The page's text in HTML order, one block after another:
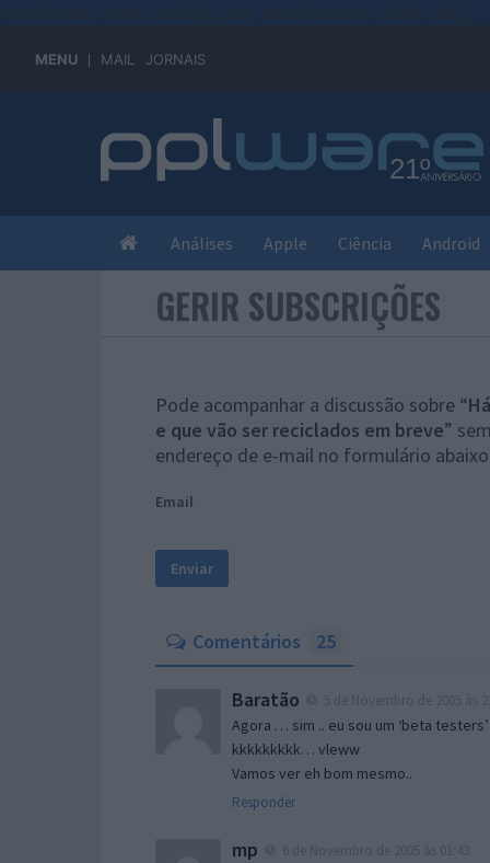
MENU MAIL JORNAIS
Análises Apple Ciência Android
GERIR SUBSCRIÇÕES
Pode acompanhar a discussão sobre “
e que vão ser reciclados em breve”
endereço de e-mail no formulário abaixo.
Email
Comentários 25
Baratão
Agora … sim .. eu sou um ‘beta testers’
kkkkkkkkk… vleww
Vamos ver eh bom mesmo..
Responder
mp